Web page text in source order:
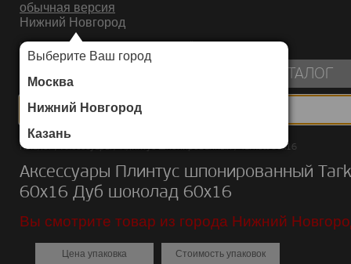
обычная версия
Нижний Новгород
Выберите Ваш город
Москва
Нижний Новгород
Казань
ИНТЕРНЕТ-МАГАЗИН НАПОЛЬНЫХ ПОКРЫТИЙ
КАТАЛОГ
Каталог/Аксессуары/Плинтус шпонированный/Tarkett 60х16
Аксессуары Плинтус шпонированный
60х16 Дуб шоколад 60х16
Вы смотрите товар из города Нижний
Цена упаковка Стоимость упаковок